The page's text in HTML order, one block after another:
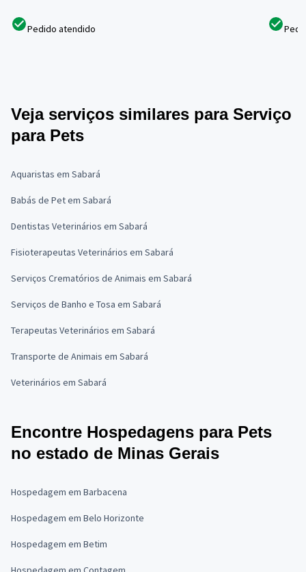
Pedido atendido
Veja serviços similares para Serviço
para Pets
Aquaristas em Sabará
Babás de Pet em Sabará
Dentistas Veterinários em Sabará
Fisioterapeutas Veterinários em Sabará
Serviços Crematórios de Animais em Sabará
Serviços de Banho e Tosa em Sabará
Terapeutas Veterinários em Sabará
Transporte de Animais em Sabará
Veterinários em Sabará
Encontre Hospedagens para Pets
no estado de Minas Gerais
Hospedagem em Barbacena
Hospedagem em Belo Horizonte
Hospedagem em Betim